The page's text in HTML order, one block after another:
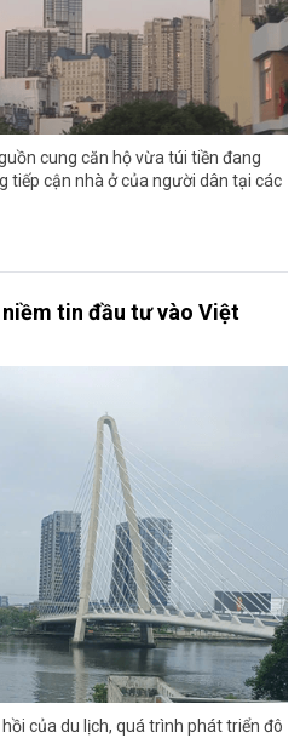
cung căn hộ vừa túi tiền đang
tiếp cận nhà ở của người dân tại các
tin đầu tư vào Việt
của du lịch, quá trình phát triển đô